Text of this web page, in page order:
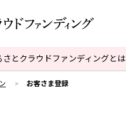
さとクラウドファンディングとは
お客さま登録